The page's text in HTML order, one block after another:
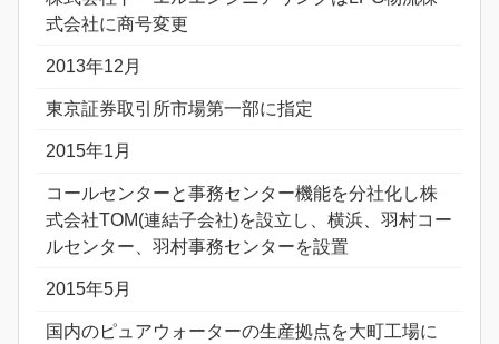
式会社に商号変更
2013年12月
東京証券取引所市場第一部に指定
2015年1月
コールセンターと事務センター機能を分社化し株
式会社TOM(連結子会社)を設立し、横浜、羽村コー
ルセンター、羽村事務センターを設置
2015年5月
国内のピュアウォーターの生産拠点を大町工場に